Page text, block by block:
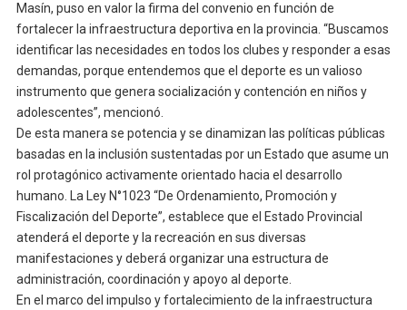
Masín, puso en valor la firma del convenio en función de
fortalecer la infraestructura deportiva en la provincia. “Buscamos
identificar las necesidades en todos los clubes y responder a esas
demandas, porque entendemos que el deporte es un valioso
instrumento que genera socialización y contención en niños y
adolescentes”, mencionó.
De esta manera se potencia y se dinamizan las políticas públicas
basadas en la inclusión sustentadas por un Estado que asume un
rol protagónico activamente orientado hacia el desarrollo
humano. La Ley N°1023 “De Ordenamiento, Promoción y
Fiscalización del Deporte”, establece que el Estado Provincial
atenderá el deporte y la recreación en sus diversas
manifestaciones y deberá organizar una estructura de
administración, coordinación y apoyo al deporte.
En el marco del impulso y fortalecimiento de la infraestructura